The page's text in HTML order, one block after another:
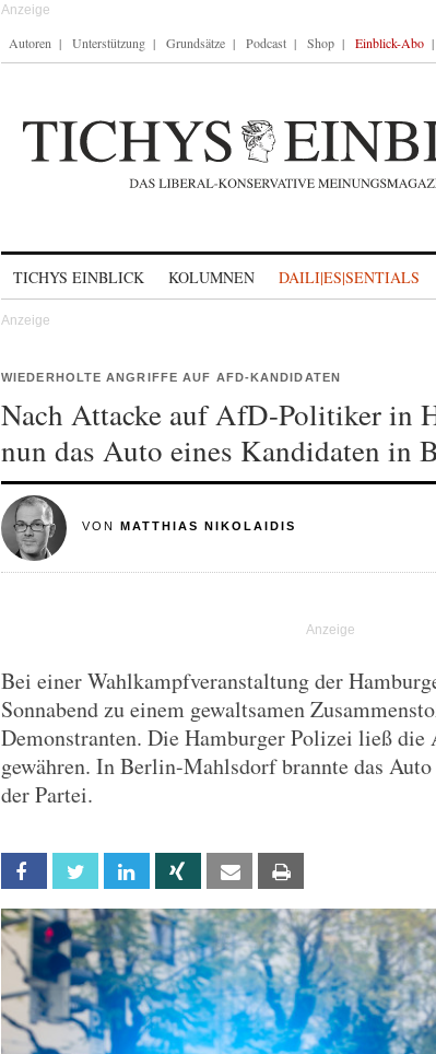
Autoren Unterstützung Grundsätze Podcast Shop Einblick-Abo
TICHYS EINBLICK KOLUMNEN DAILI|ES|SENTIALS
WIEDERHOLTE ANGRIFFE AUF AFD-KANDIDATEN
Nach Attacke auf AfD-Politiker in
nun das Auto eines Kandidaten in
VON MATTHIAS NIKOLAIDIS
Bei einer Wahlkampfveranstaltung der
Sonnabend zu einem gewaltsamen
Demonstranten. Die Hamburger Polizei ließ die
gewähren. In Berlin-Mahlsdorf brannte das
der Partei.
Facebook Twitter Linkedin Xing Email